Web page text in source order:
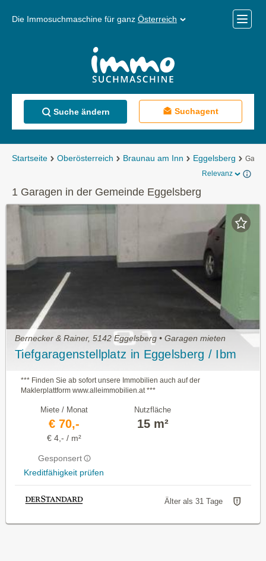
Die Immosuchmaschine für ganz Österreich
Menü
Suche ändern Suchagent
Startseite Oberösterreich Braunau am Inn Eggelsberg
Relevanz
1 Garagen in der Gemeinde Eggelsberg
Bernecker & Rainer, 5142 Eggelsberg • Garagen mieten
Tiefgaragenstellplatz in Eggelsberg / Ibm
*** Finden Sie ab sofort unsere Immobilien auch auf der
Maklerplattform www.alleimmobilien.at ***
Miete / Monat
€ 70,-
€ 4,- / m²
Gesponsert
Kreditfähigkeit prüfen
Nutzfläche
15 m²
Älter als 31 Tage